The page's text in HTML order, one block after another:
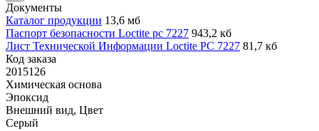
Документы
Каталог продукции 13,6 мб
Паспорт безопасности Loctite pc 7227 943,2 кб
Лист Технической Информации Loctite PC 7227 81,7 кб
Код заказа
2015126
Химическая основа
Эпоксид
Внешний вид, Цвет
Серый